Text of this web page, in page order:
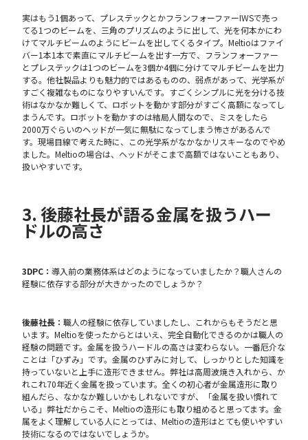
実はもう1個あって、プレステックとかフランフォーファーIWSで売っ
てる1つのビームを、三角のプリズムのように出して、光を何本かにわ
けてマルチビームのようにビームを出してくるタイプ。Meltioはファイ
バー1本1本で素直にマルチビームを出す一方で、フランフォーファー
とプレステックは1つのビームを3個か4個に分けてマルチビームを出力
する。他社製品よりも魅力的ではあるものの、弱点があって、光学系が
すごく複雑なものになりやすいんです。すごくシンプルに光を分ける技
術はなかなか難しくて、ロボットを動かす部分がすごく高額になってし
まうんです。ロボットを動かすのは結局人間なので、ミスをしたら
2000万ぐらいのヘッドが一気に無駄になってしまう怖さがあるんで
す。現場目線で考えた時に、この光学系がなかなかリスキーなのでやめ
ました。Meltioの場合は、ヘッドがそこまで高額ではないこともあり、
扱いやすいです。
3. 後藤社長が語る金属を扱うハー
ドルの高さ
3DPC：導入前の業務体系はどのようになっていましたか？職人さんの
経験に依存する部分が大きかったのでしょうか？
後藤社長：職人の経験に依存していましたし、これからもそうだと思
います。Meltioを使ったからとはいえ、完全自動化できるのかは職人の
経験の問題です。金属を扱うハードルの高さは変わらない。一番厄介な
ことは「ひずみ」です。金属のひずみに対して、しっかりとした知識を
持っていないと上手に造形できません。弊社は高周波焼き入れから、か
れこれ70年近く金属を扱っています。全くの初心者が金属造形に取り
組んだら、なかなか難しいかもしれないですが、「金属を扱い慣れて
いる」弊社だからこそ、Meltioの造形にも取り組めると思ってます。金
属をよく理解している人にとっては、Meltioの造形はとても使いやすい
技術になるのではないでしょうか。